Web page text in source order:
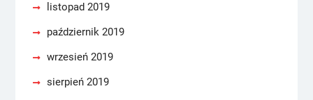
listopad 2019
październik 2019
wrzesień 2019
sierpień 2019